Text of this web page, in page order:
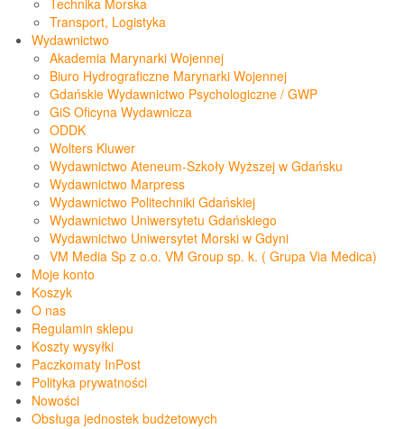
Technika Morska
Transport, Logistyka
Wydawnictwo
Akademia Marynarki Wojennej
Biuro Hydrograficzne Marynarki Wojennej
Gdańskie Wydawnictwo Psychologiczne / GWP
GiS Oficyna Wydawnicza
ODDK
Wolters Kluwer
Wydawnictwo Ateneum-Szkoły Wyższej w Gdańsku
Wydawnictwo Marpress
Wydawnictwo Politechniki Gdańskiej
Wydawnictwo Uniwersytetu Gdańskiego
Wydawnictwo Uniwersytet Morski w Gdyni
VM Media Sp z o.o. VM Group sp. k. ( Grupa Via Medica)
Moje konto
Koszyk
O nas
Regulamin sklepu
Koszty wysyłki
Paczkomaty InPost
Polityka prywatności
Nowości
Obsługa jednostek budżetowych